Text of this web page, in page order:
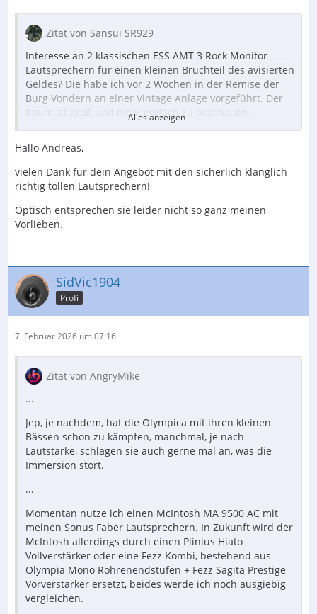
Zitat von Sansui SR929
Interesse an 2 klassischen ESS AMT 3 Rock Monitor
Lautsprechern für einen kleinen Bruchteil des avisierten
Geldes? Die habe ich vor 2 Wochen in der Remise der
Burg Vondern an einer Vintage Anlage vorgeführt. Der
Raum ist groß und nicht einfach zu beschallen.
Gäste hatten richtig Spaß bei der Vorführung. Sie
AMT Lautsprecher habe.
Bändchenhochtöner nach Oscar Heil, die heute wieder
gebaut werden und zu den weltbesten Hochtönern
Sie stehen im Angebot im Verkaufsthread dieses
Forums.
Gruß
Andreas
Alles anzeigen
Hallo Andreas,
vielen Dank für dein Angebot mit den sicherlich klanglich
richtig tollen Lautsprechern!
Optisch entsprechen sie leider nicht so ganz meinen
Vorlieben.
SidVic1904
Profi
7. Februar 2026 um 07:16
Zitat von AngryMike
...
Jep, je nachdem, hat die Olympica mit ihren kleinen
Bässen schon zu kämpfen, manchmal, je nach
Lautstärke, schlagen sie auch gerne mal an, was die
Immersion stört.
...
Momentan nutze ich einen McIntosh MA 9500 AC mit
meinen Sonus Faber Lautsprechern. In Zukunft wird der
McIntosh allerdings durch einen Plinius Hiato
Vollverstärker oder eine Fezz Kombi, bestehend aus
Olympia Mono Röhrenendstufen + Fezz Sagita Prestige
Vorverstärker ersetzt, beides werde ich noch ausgiebig
vergleichen.